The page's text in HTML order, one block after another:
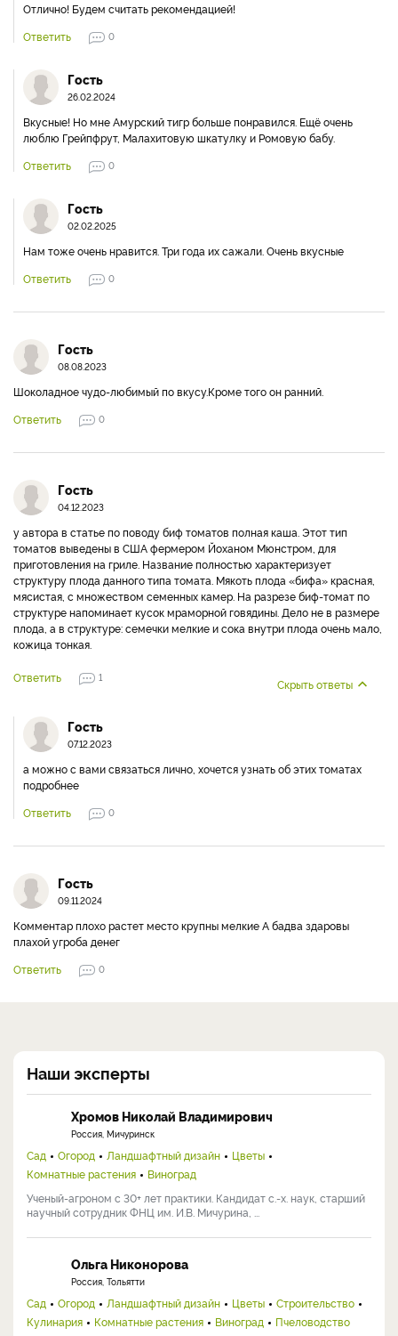
Отлично! Будем считать рекомендацией!
Ответить
0
Гость
26.02.2024
Вкусные! Но мне Амурский тигр больше понравился. Ещё очень
люблю Грейпфрут, Малахитовую шкатулку и Ромовую бабу.
Ответить
0
Гость
02.02.2025
Нам тоже очень нравится. Три года их сажали. Очень вкусные
Ответить
0
Гость
08.08.2023
Шоколадное чудо-любимый по вкусу.Кроме того он ранний.
Ответить
0
Гость
04.12.2023
у автора в статье по поводу биф томатов полная каша. Этот тип
томатов выведены в США фермером Йоханом Мюнстром, для
приготовления на гриле. Название полностью характеризует
структуру плода данного типа томата. Мякоть плода «бифа» красная,
мясистая, с множеством семенных камер. На разрезе биф-томат по
структуре напоминает кусок мраморной говядины. Дело не в размере
плода, а в структуре: семечки мелкие и сока внутри плода очень мало,
кожица тонкая.
Ответить 1 Скрыть ответы
Гость
07.12.2023
а можно с вами связаться лично, хочется узнать об этих томатах
подробнее
Ответить
0
Гость
09.11.2024
Комментар плохо растет место крупны мелкие А бадва здаровы
плахой угроба денег
Ответить
0
Наши эксперты
Хромов Николай Владимирович
Россия, Мичуринск
Сад Огород Ландшафтный дизайн
Цветы
Комнатные растения
Виноград
Ученый-агроном с 30+ лет практики. Кандидат с.-х. наук, старший
научный сотрудник ФНЦ им. И.В. Мичурина, ...
Ольга Никонорова
Россия, Тольятти
Сад Огород Ландшафтный дизайн Цветы
Строительство
Кулинария
Комнатные растения Виноград
Пчеловодство